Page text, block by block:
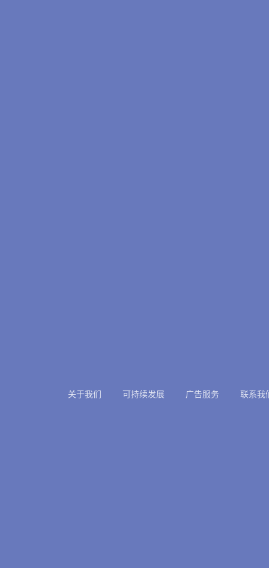
关于我们 可持续发展 广告服务 联系我